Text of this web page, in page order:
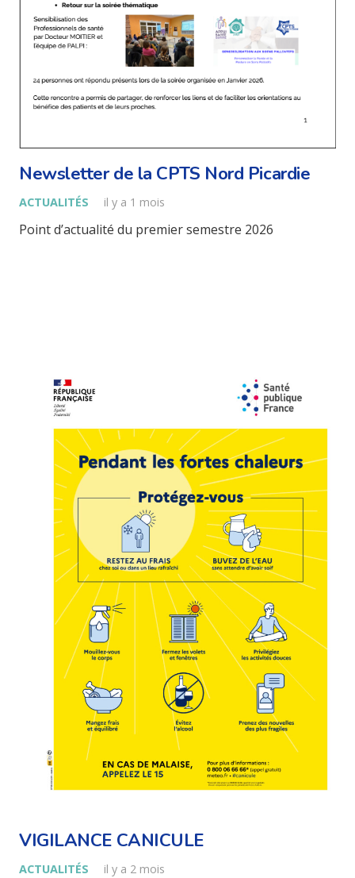
Newsletter de la CPTS Nord Picardie
ACTUALITÉS il y a 1 mois
Point d’actualité du premier semestre 2026
VIGILANCE CANICULE
ACTUALITÉS il y a 2 mois